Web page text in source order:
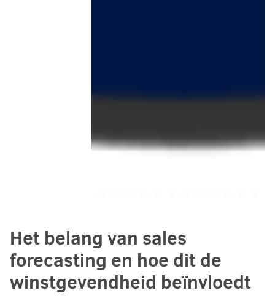
Het belang van sales
forecasting en hoe dit de
winstgevendheid beïnvloedt